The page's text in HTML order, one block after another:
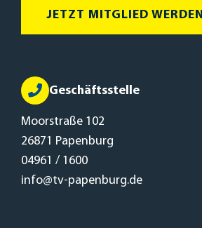
JETZT MITGLIED WERDEN
Geschäftsstelle
Moorstraße 102
26871 Papenburg
04961 / 1600
info@tv-papenburg.de